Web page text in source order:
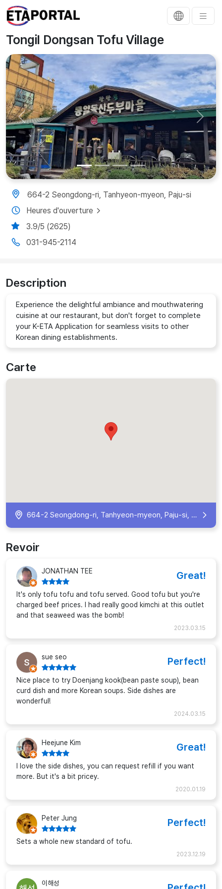
Tongil Dongsan Tofu Village
Previous Next
664-2 Seongdong-ri, Tanhyeon-myeon, Paju-si
Heures d'ouverture
3.9/5 (2625)
031-945-2114
Description
Experience the delightful ambiance and mouthwatering
cuisine at our restaurant, but don't forget to complete
your K-ETA Application for seamless visits to other
Korean dining establishments.
Carte
664-2 Seongdong-ri, Tanhyeon-myeon, Paju-si, Gyeonggi-do, South Korea
Revoir
JONATHAN TEE Great!
It's only tofu tofu and tofu served. Good tofu but you're
charged beef prices. I had really good kimchi at this outlet
and that seaweed was the bomb!
2023.03.15
sue seo Perfect!
Nice place to try Doenjang kook(bean paste soup), bean
curd dish and more Korean soups. Side dishes are
wonderful!
2024.03.15
Heejune Kim Great!
I love the side dishes, you can request refill if you want
more. But it's a bit pricey.
2020.01.19
Peter Jung Perfect!
Sets a whole new standard of tofu.
2023.12.19
이해성